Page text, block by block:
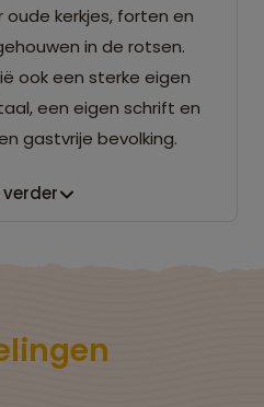
kerkjes, forten en
in de rotsen.
ook een sterke eigen
een eigen schrift en
gastvrije bevolking.
verder